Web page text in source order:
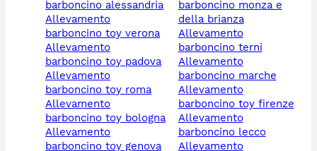
barboncino alessandria
allevamento
barboncino toy verona
allevamento
barboncino toy padova
allevamento
barboncino toy roma
allevamento
barboncino toy bologna
allevamento
barboncino toy genova
barboncino monza e
della brianza
allevamento
barboncino terni
allevamento
barboncino marche
allevamento
barboncino toy firenze
allevamento
barboncino lecco
allevamento